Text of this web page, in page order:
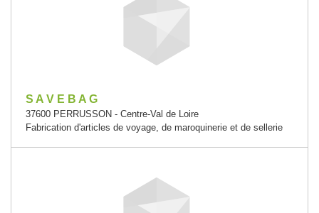
S A V E B A G
37600 PERRUSSON - Centre-Val de Loire
Fabrication d'articles de voyage, de maroquinerie et de sellerie